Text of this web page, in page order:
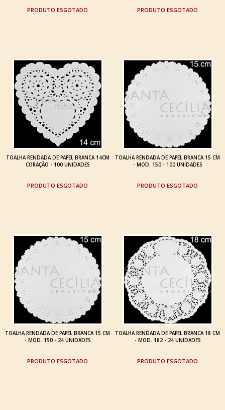
ESGOTADO ESGOTADO
TOALHA RENDADA DE PAPEL BRANCA 14CM
CORAÇÃO - 100 UNIDADES
ESGOTADO
TOALHA RENDADA DE PAPEL BRANCA 15 CM
- MOD. 150 - 100 UNIDADES
ESGOTADO
TOALHA RENDADA DE PAPEL BRANCA 15 CM
- MOD. 150 - 24 UNIDADES
ESGOTADO
TOALHA RENDADA DE PAPEL BRANCA 18 CM
- MOD. 182 - 24 UNIDADES
ESGOTADO